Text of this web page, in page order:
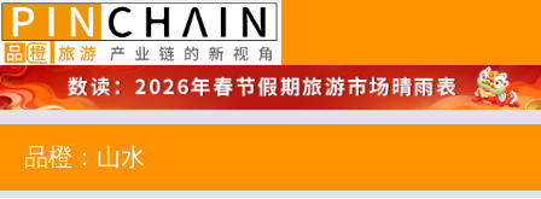
品橙旅游
品橙：山水